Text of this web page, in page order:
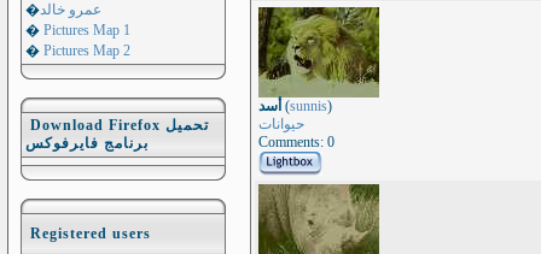
�عمرو خالد
� Pictures Map 1
� Pictures Map 2
Download Firefox تحميل
برنامج فايرفوكس
Registered users
أسد (sunnis)
حيوانات
Comments: 0